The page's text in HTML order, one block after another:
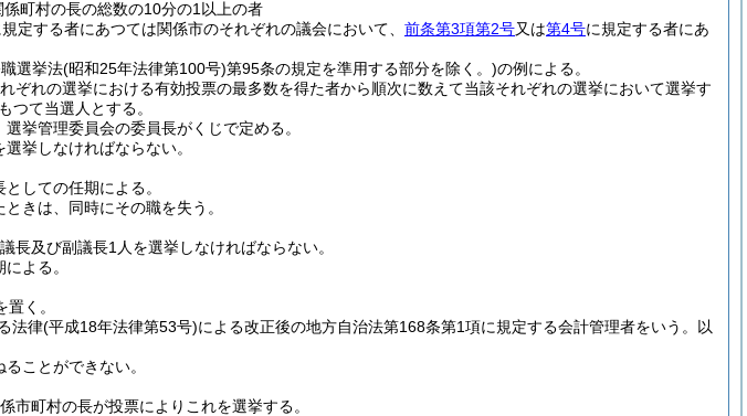
町村の長の総数の10分の1以上の者
規定する者にあつては関係市のそれぞれの議会において、 前条第3項第2号又は第4号に規定する者にあ
選挙法(昭和25年法律第100号)第95条の規定を準用する部分を除く。)の例による。
ぞれの選挙における有効投票の最多数を得た者から順次に数えて当該それぞれの選挙において選挙す
つて当選人とする。
挙管理委員会の委員長がくじで定める。
挙しなければならない。
しての任期による。
きは、同時にその職を失う。
長及び副議長1人を選挙しなければならない。
よる。
く。
法律(平成18年法律第53号)による改正後の地方自治法第168条第1項に規定する会計管理者をいう。以
ことができない。
市町村の長が投票によりこれを選挙する。